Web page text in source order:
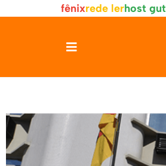
fênixrede lerhost gut